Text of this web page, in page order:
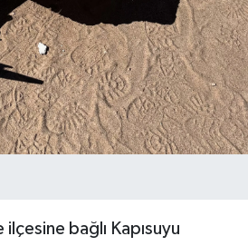
ilçesine bağlı Kapısuyu